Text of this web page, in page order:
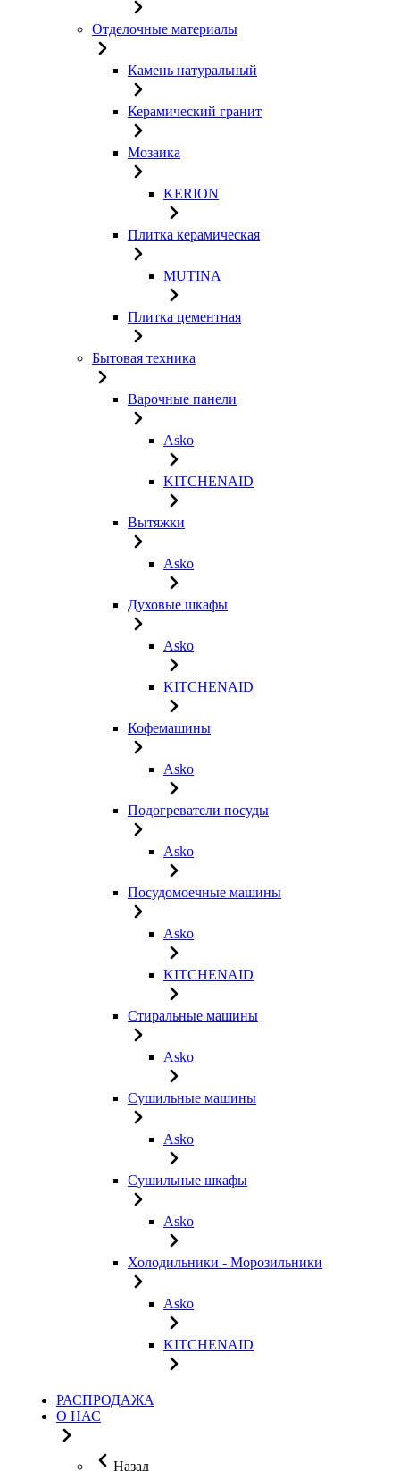
Отделочные материалы
Камень натуральный
Керамический гранит
Мозаика
KERION
Плитка керамическая
MUTINA
Плитка цементная
Бытовая техника
Варочные панели
Asko
KITCHENAID
Вытяжки
Asko
Духовые шкафы
Asko
KITCHENAID
Кофемашины
Asko
Подогреватели посуды
Asko
Посудомоечные машины
Asko
KITCHENAID
Стиральные машины
Asko
Сушильные машины
Asko
Сушильные шкафы
Asko
Холодильники - Морозильники
Asko
KITCHENAID
РАСПРОДАЖА
О НАС
Назад